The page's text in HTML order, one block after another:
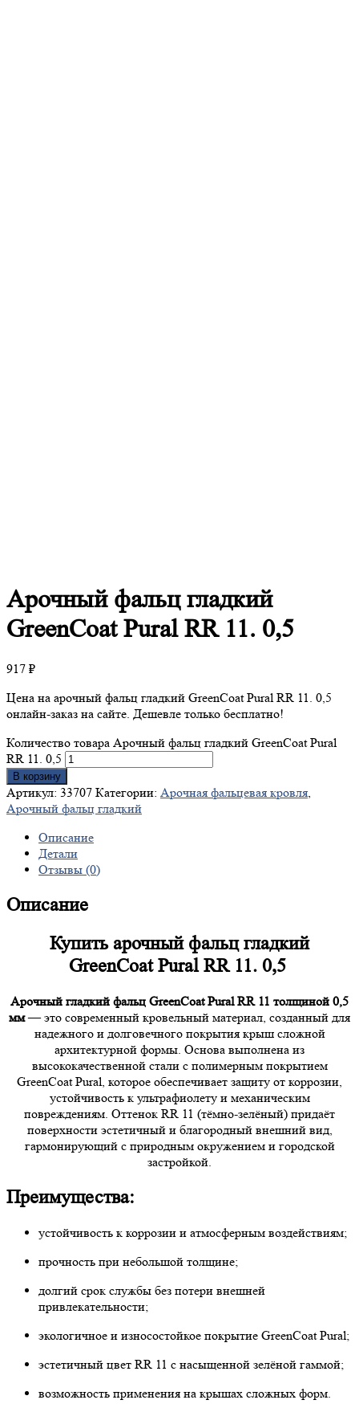
Арочныйфальц гладкий
GreenCoat Pural RR 11. 0,5
917 ₽
Цена на арочный фальц гладкий GreenCoat Pural RR 11. 0,5
онлайн-заказ на сайте. Дешевле только бесплатно!
Количество товара Арочный фальц гладкий GreenCoat Pural
RR 11. 0,5
В корзину
Артикул: 33707 Категории: Арочная фальцевая кровля,
Арочный фальц гладкий
Описание
Детали
Отзывы (0)
Описание
Купить арочный фальц гладкий
GreenCoat Pural RR 11. 0,5
Арочный гладкий фальц GreenCoat Pural RR 11 толщиной 0,5
мм— это современный кровельный материал, созданный для
надежного и долговечного покрытия крыш сложной
архитектурной формы. Основа выполнена из
высококачественной стали с полимерным покрытием
GreenCoat Pural, которое обеспечивает защиту от коррозии,
устойчивость к ультрафиолету и механическим
повреждениям. Оттенок RR 11 (тёмно-зелёный) придаёт
поверхности эстетичный и благородный внешний вид,
гармонирующий с природным окружением и городской
застройкой.
Преимущества:
устойчивость к коррозии и атмосферным воздействиям;
прочность при небольшой толщине;
долгий срок службы без потери внешней
привлекательности;
экологичное и износостойкое покрытие GreenCoat Pural;
эстетичный цвет RR 11 с насыщенной зелёной гаммой;
возможность применения на крышах сложных форм.